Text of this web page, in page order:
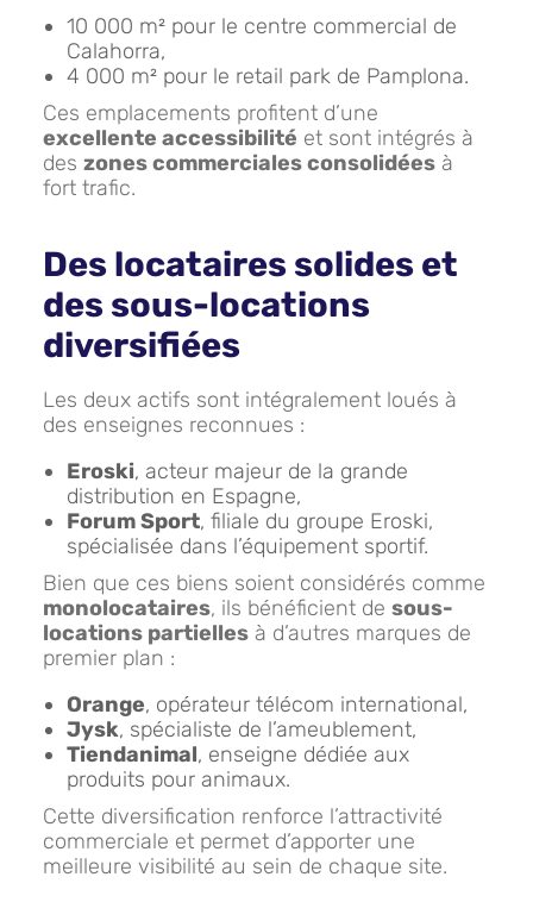
10 000 m² pour le centre commercial de
Calahorra,
4 000 m² pour le retail park de Pamplona.
Ces emplacements profitent d’une
excellente accessibilité et sont intégrés à
des zones commerciales consolidées à
fort trafic.
Des locataires solides et
des sous-locations
diversifiées
Les deux actifs sont intégralement loués à
des enseignes reconnues :
Eroski, acteur majeur de la grande
distribution en Espagne,
Forum Sport, filiale du groupe Eroski,
spécialisée dans l’équipement sportif.
Bien que ces biens soient considérés comme
monolocataires, ils bénéficient de sous-
locations partielles à d’autres marques de
premier plan :
Orange, opérateur télécom international,
Jysk, spécialiste de l’ameublement,
Tiendanimal, enseigne dédiée aux
produits pour animaux.
Cette diversification renforce l’attractivité
commerciale et permet d’apporter une
meilleure visibilité au sein de chaque site.